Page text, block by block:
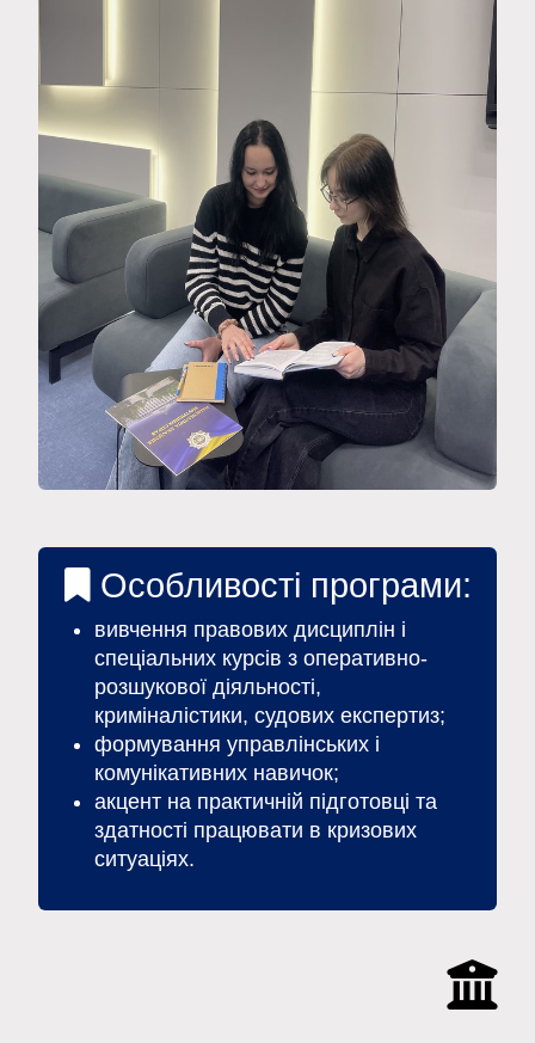
Особливості програми:
вивчення правових дисциплін і
спеціальних курсів з оперативно-
розшукової діяльності,
криміналістики, судових експертиз;
формування управлінських і
комунікативних навичок;
акцент на практичній підготовці та
здатності працювати в кризових
ситуаціях.